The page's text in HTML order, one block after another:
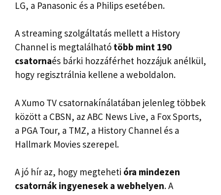
LG, a Panasonic és a Philips esetében.
A streaming szolgáltatás mellett a History
Channel is megtalálható több mint 190
csatornaés bárki hozzáférhet hozzájuk anélkül,
hogy regisztrálnia kellene a weboldalon.
A Xumo TV csatornakínálatában jelenleg többek
között a CBSN, az ABC News Live, a Fox Sports,
a PGA Tour, a TMZ, a History Channel és a
Hallmark Movies szerepel.
A jó hír az, hogy megteheti óra mindezen
csatornák ingyenesek a webhelyen. A